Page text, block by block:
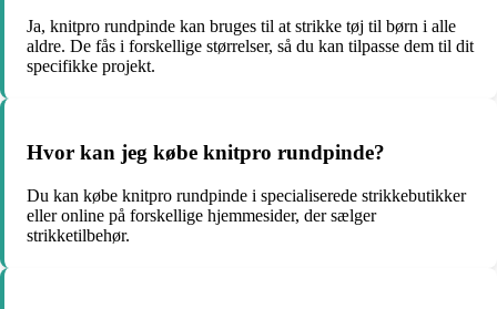
Ja, knitpro rundpinde kan bruges til at strikke tøj til børn i alle
aldre. De fås i forskellige størrelser, så du kan tilpasse dem til dit
specifikke projekt.
Hvor kan jeg købe knitpro rundpinde?
Du kan købe knitpro rundpinde i specialiserede strikkebutikker
eller online på forskellige hjemmesider, der sælger
strikketilbehør.